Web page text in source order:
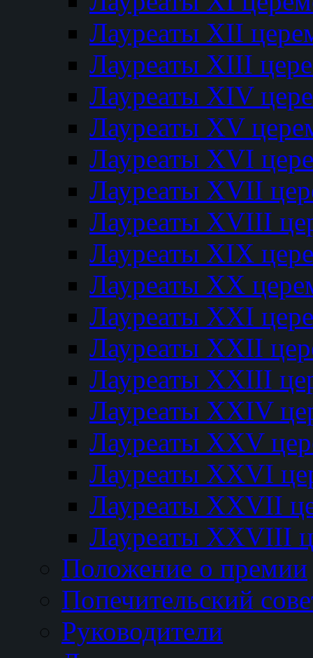
Лауреаты XII
Лауреаты XIII
Лауреаты XIV
Лауреаты XV
Лауреаты XVI
Лауреаты XVII
Лауреаты XVIII
Лауреаты XIX
Лауреаты XX
Лауреаты XXI
Лауреаты XXII
Лауреаты XXIII
Лауреаты XXIV
Лауреаты XXV
Лауреаты XXVI
Лауреаты XXVII
Лауреаты XXVIII
Положение о премии
Попечительский
Руководители